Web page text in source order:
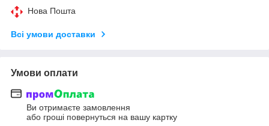
Нова Пошта
Всі умови доставки
Умови оплати
Ви отримаєте замовлення
або гроші повернуться на вашу картку